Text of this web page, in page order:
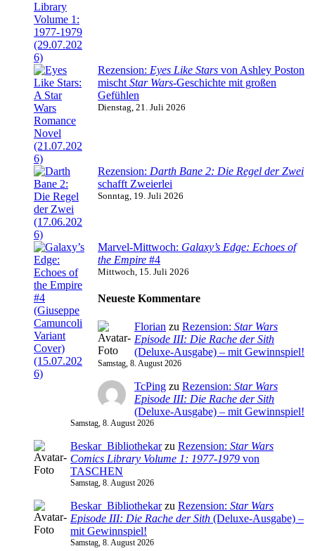
Rezension: Eyes Like Stars von Ashley Poston
mischt Star Wars-Geschichte mit großen
Gefühlen
Dienstag, 21. Juli 2026
Rezension: Darth Bane 2: Die Regel der Zwei
schafft Zweierlei
Sonntag, 19. Juli 2026
Marvel-Mittwoch: Galaxy’s Edge: Echoes of
the Empire #4
Mittwoch, 15. Juli 2026
Neueste Kommentare
Florian zu Rezension: Star Wars
Episode III: Die Rache der Sith
(Deluxe-Ausgabe) – mit Gewinnspiel!
Samstag, 8. August 2026
TcPing zu Rezension: Star Wars
Episode III: Die Rache der Sith
(Deluxe-Ausgabe) – mit Gewinnspiel!
Samstag, 8. August 2026
Beskar_Bibliothekarzu Rezension: Star Wars
Comics Library Volume 1: 1977-1979 von
TASCHEN
Samstag, 8. August 2026
Beskar_Bibliothekarzu Rezension: Star Wars
Episode III: Die Rache der Sith (Deluxe-Ausgabe) –
mit Gewinnspiel!
Samstag, 8. August 2026